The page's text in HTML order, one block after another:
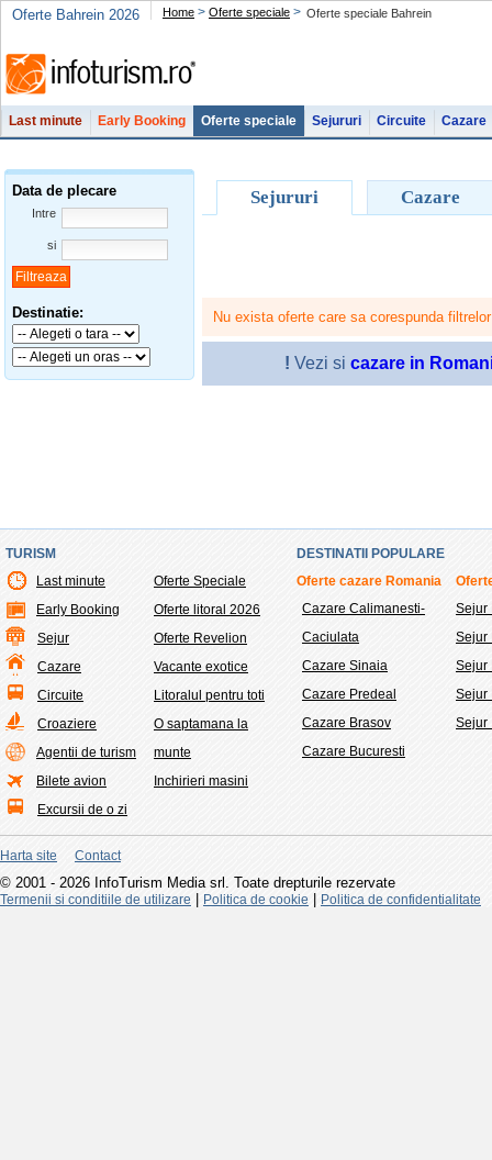
Oferte Bahrein 2026 Home > Oferte speciale > Oferte speciale Bahrein
Last minute Early Booking Oferte speciale Sejururi Circuite Cazare
Data de plecare
Intre
si
Destinatie:
Sejururi Cazare
Nu exista oferte care sa corespunda
! Vezi si cazare in
TURISM
Last minute
Early Booking
Sejur
Cazare
Circuite
Croaziere
Agentii de turism
Bilete avion
Excursii de o zi
Oferte Speciale
Oferte litoral 2026
Oferte Revelion
Vacante exotice
Litoralul pentru toti
O saptamana la
munte
Inchirieri masini
DESTINATII POPULARE
Oferte cazare Romania
Cazare Calimanesti-
Caciulata
Cazare Sinaia
Cazare Predeal
Cazare Brasov
Cazare Bucuresti
Sejur
Sejur
Sejur
Sejur
Sejur
Harta site Contact
© 2001 - 2026 InfoTurism Media srl. Toate drepturile rezervate
Termenii si conditiile de utilizare Politica de cookie Politica de confidentialitate